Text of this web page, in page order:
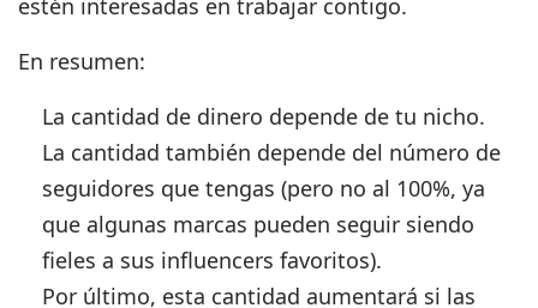
estén interesadas en trabajar contigo.
En resumen:
La cantidad de dinero depende de tu nicho.
La cantidad también depende del número de
seguidores que tengas (pero no al 100%, ya
que algunas marcas pueden seguir siendo
fieles a sus influencers favoritos).
Por último, esta cantidad aumentará si las